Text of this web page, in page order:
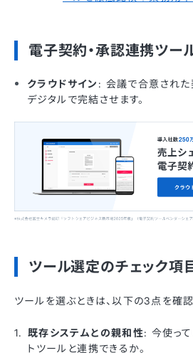
電子契約・承認連携ツー
クラウドサイン : 会議で合意された
デジタルで完結させます。
ツール選定のチェック項
ツールを選ぶときは、以下の3点を確認
既存システムとの親和性: 今使って
トツールと連携できるか。